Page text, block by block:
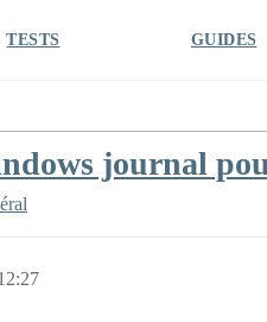
TESTS GUIDES
journal